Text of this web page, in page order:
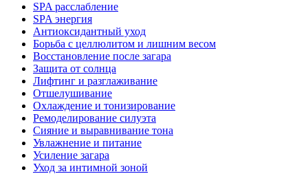
SPA расслабление
SPA энергия
Антиоксидантный уход
Борьба с целлюлитом и лишним весом
Восстановление после загара
Защита от солнца
Лифтинг и разглаживание
Отшелушивание
Охлаждение и тонизирование
Ремоделирование силуэта
Сияние и выравнивание тона
Увлажнение и питание
Усиление загара
Уход за интимной зоной